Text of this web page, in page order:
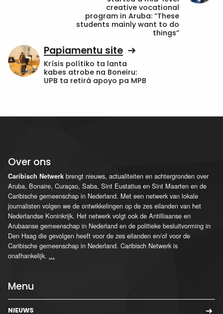
creative vocational
program in Aruba: “These
students mainly want to do
things”
Papiamentu site
Krísis polítiko ta lanta
kabes atrobe na Boneiru:
UPB ta retirá apoyo pa MPB
Over ons
Caribisch Netwerk brengt nieuws, actualiteiten en achtergronden over
Aruba, Bonaire, Curaçao, Saba, Sint Eustatius en Sint Maarten en de
Caribische gemeenschap in Nederland. Met een netwerk van lokale
journalisten volgen we de ontwikkelingen op de zes eilanden van het
Nederlandse Koninkrijk. Het netwerk volgt ook de Antilliaanse en
Arubaanse gemeenschap in Nederland en de politieke besluitvorming in
Den Haag die gevolgen heeft voor de zes eilanden en/of voor de
Caribische gemeenschap in Nederland. Caribisch Netwerk is
onafhankelijk. ...
Menu
NIEUWS